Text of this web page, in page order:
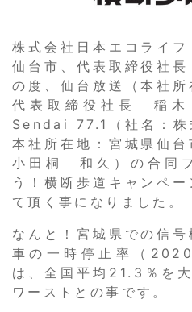
株式会社日本エコライ
仙台市、代表取締役社
の度、仙台放送（本社所
代表取締役社長 稲
Sendai 77.1（社名：株
本社所在地：宮城県仙
小田桐 和久）の合同
う！横断歩道キャンペ
て頂く事になりました。
なんと！宮城県での信
車の一時停止率（
は、全国平均21.3％を
ワーストとの事です。